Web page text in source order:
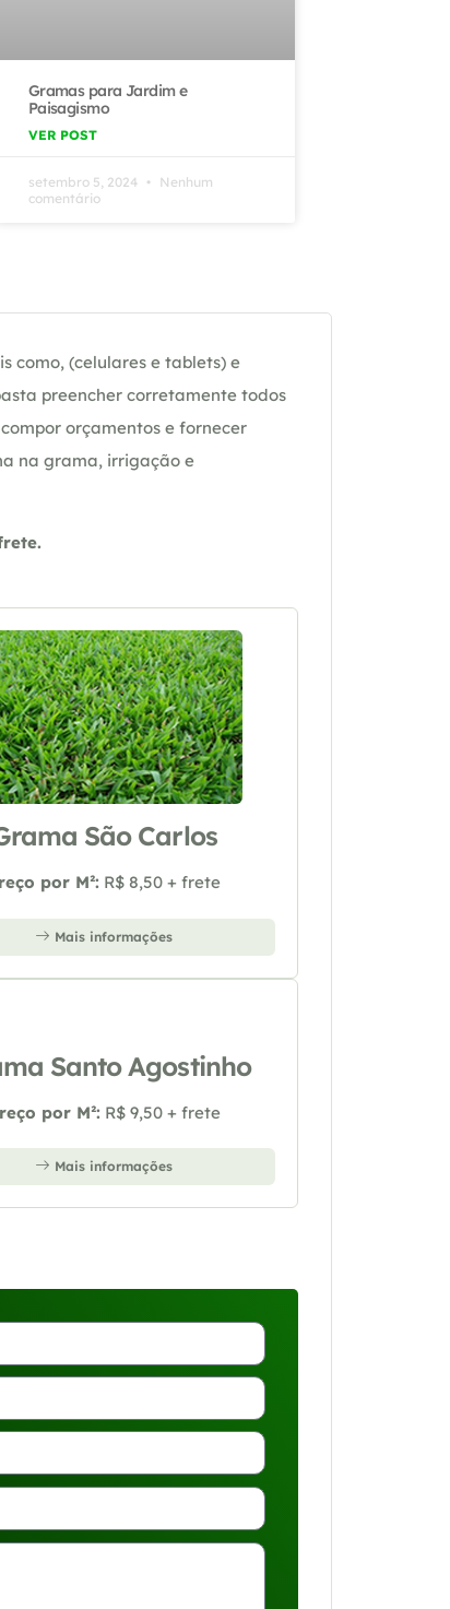
Gramas para Jardim e
Paisagismo
VER POST
setembro 5, 2024
Nenhum
comentário
como, (celulares e tablets) e
preencher corretamente todos
orçamentos e fornecer
na grama, irrigação e
São Carlos
por M²: R$ 8,50 + frete
Mais informações
Santo Agostinho
por M²: R$ 9,50 + frete
Mais informações